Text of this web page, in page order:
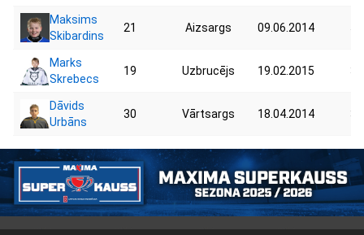
Maksims
Skibardins
21 Aizsargs 09.06.2014
Marks
Skrebecs
19 Uzbrucējs 19.02.2015
Dāvids
Urbāns
30 Vārtsargs 18.04.2014